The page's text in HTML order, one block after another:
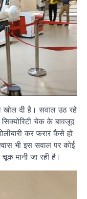
खोल दी है। सवाल उठ रहे
चेक के बावजूद
कर फरार कैसे हो
भी इस सवाल पर कोई
मानी जा रही है।